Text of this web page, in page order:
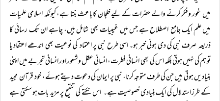
میں غور وفکر کرنے والے حضرات کے لیے خلجان کا باعث بنتا ہے، کیونکہ اسلامی علمیات
میں علم ایک جامع اصطلاح ہے جس میں غیبیات بھی شامل ہیں، چاہے ان تک رسائی کا
ذریعہ صرف نبی کی دی ہوئی خبر ہو۔ اسی طرح نبی پر اعتماد کی نوعیت بھی اندھے اعتقاد یا
توہم کی نہیں ہوتی بلکہ اس کی بھی انسانی فطرت، انسانی عقل وشعور اور انسانی تجربے میں اپنی
بنیادیں ہوتی ہیں جن کی طرف متوجہ کرنا، نبی پر ایمان کی دعوت دیتے ہوئے، خود قرآن مجید
کے طرز استدلال کی ایک بنیادی خصوصیت ہے۔ اس نکتے کی تنقیح پر مزید بات ہو سکتی ہے